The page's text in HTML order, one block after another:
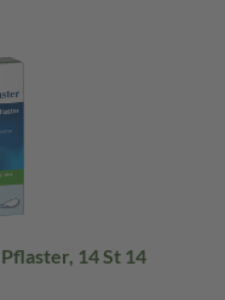
14 St 14